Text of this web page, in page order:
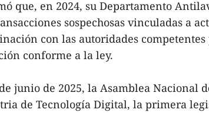
que, en 2024, su Departamento
sospechosas vinculadas a
con las autoridades
conforme a la ley.
junio de 2025, la Asamblea Nacional
de Tecnología Digital, la primera